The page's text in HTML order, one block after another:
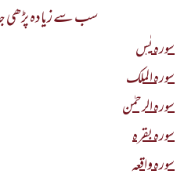
سب سے زیادہ پڑھی
سورہ یٰس
سورہ الملک
سورہ الرحمٰن
سورہ بقرہ
سورہ واقعہ